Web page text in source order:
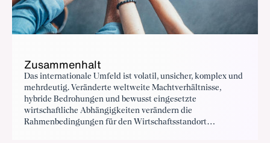
Zusammenhalt
Das internationale Umfeld ist volatil, unsicher, komplex und
mehrdeutig. Veränderte weltweite Machtverhältnisse,
hybride Bedrohungen und bewusst eingesetzte
wirtschaftliche Abhängigkeiten verändern die
Rahmenbedingungen für den Wirtschaftsstandort